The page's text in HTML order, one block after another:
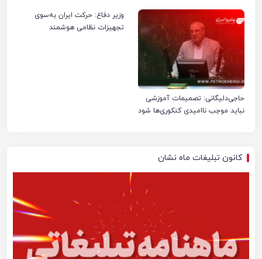
حاجی‌دلیگانی: تصمیمات آموزشی
نباید موجب ناامیدی کنکوری‌ها شود
وزیر دفاع: حرکت ایران به‌سوی
تجهیزات نظامی هوشمند
کانون تبلیغات ماه نشان